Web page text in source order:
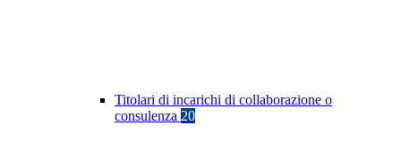
Titolari di incarichi di collaborazione o
consulenza 20